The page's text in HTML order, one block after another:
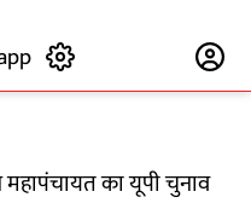
महापंचायत का यूपी चुनाव